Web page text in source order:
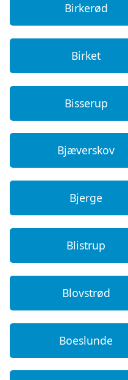
Birkerød
Birket
Bisserup
Bjæverskov
Bjerge
Blistrup
Blovstrød
Boeslunde